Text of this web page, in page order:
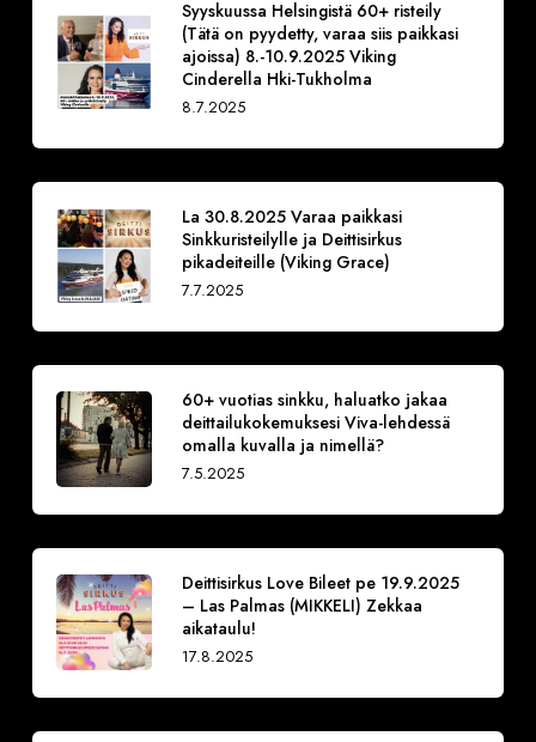
Syyskuussa Helsingistä 60+ risteily
(Tätä on pyydetty, varaa siis paikkasi
ajoissa) 8.-10.9.2025 Viking
Cinderella Hki-Tukholma
8.7.2025
La 30.8.2025 Varaa paikkasi
Sinkkuristeilylle ja Deittisirkus
pikadeiteille (Viking Grace)
7.7.2025
60+ vuotias sinkku, haluatko jakaa
deittailukokemuksesi Viva-lehdessä
omalla kuvalla ja nimellä?
7.5.2025
Deittisirkus Love Bileet pe 19.9.2025
– Las Palmas (MIKKELI) Zekkaa
aikataulu!
17.8.2025